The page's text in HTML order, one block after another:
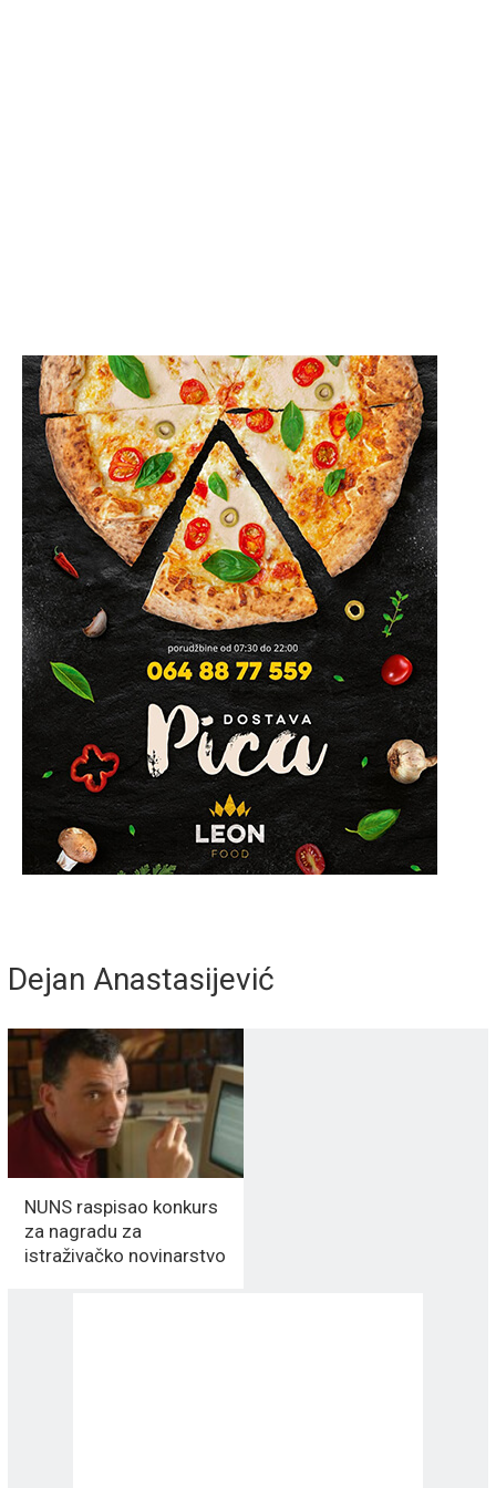
Dejan Anastasijević
NUNS raspisao konkurs
za nagradu za
istraživačko novinarstvo